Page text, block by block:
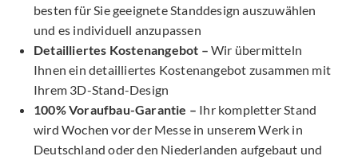
besten für Sie geeignete Standdesign auszuwählen
und es individuell anzupassen
Detailliertes Kostenangebot – Wir übermitteln
Ihnen ein detailliertes Kostenangebot zusammen mit
Ihrem 3D-Stand-Design
100% Voraufbau-Garantie – Ihr kompletter Stand
wird Wochen vor der Messe in unserem Werk in
Deutschland oder den Niederlanden aufgebaut und